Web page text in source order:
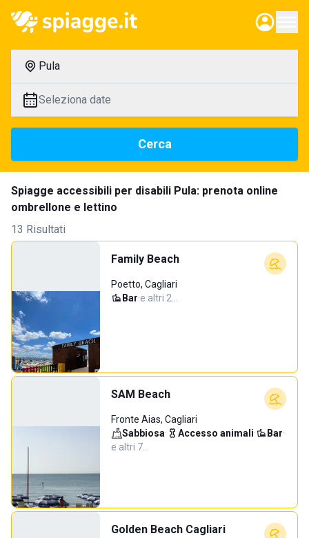
Pula
Seleziona date
Cerca
Spiagge accessibili per disabili Pula: prenota online
ombrellone e lettino
13 Risultati
Family Beach
Poetto, Cagliari
Bar·e altri 2…
SAM Beach
Fronte Aias, Cagliari
Sabbiosa· Accesso animali· Bar·
e altri 7…
Golden Beach Cagliari